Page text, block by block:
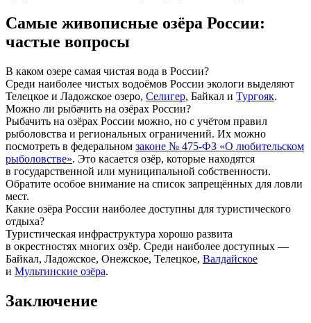
Самые живописные озёра России:
частые вопросы
В каком озере самая чистая вода в России?
Среди наиболее чистых водоёмов России экологи выделяют
Телецкое и Ладожское озеро, Селигер, Байкал и Тургояк.
Можно ли рыбачить на озёрах России?
Рыбачить на озёрах России можно, но с учётом правил
рыболовства и региональных ограничений. Их можно
посмотреть в федеральном законе № 475-ФЗ «О любительском
рыболовстве». Это касается озёр, которые находятся
в государственной или муниципальной собственности.
Обратите особое внимание на список запрещённых для ловли
мест.
Какие озёра России наиболее доступны для туристического
отдыха?
Туристическая инфраструктура хорошо развита
в окрестностях многих озёр. Среди наиболее доступных —
Байкал, Ладожское, Онежское, Телецкое, Валдайское
и Мультинские озёра.
Заключение